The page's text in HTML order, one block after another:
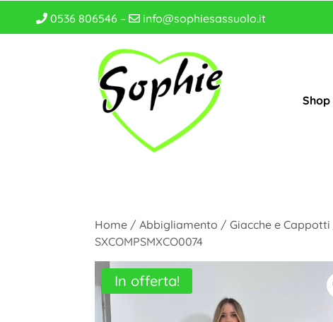
0536 806546 – info@sophiesassuolo.it
Shop
Home /Abbigliamento /Giacche e Cappotti
SXCOMPSMXCO0074
In offerta!